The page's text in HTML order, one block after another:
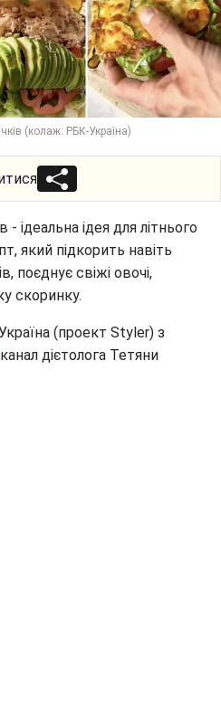
(колаж: РБК-Україна)
- ідеальна ідея для літнього
який підкорить навіть
поєднує свіжі овочі,
скоринку.
(проект Styler) з
дієтолога Тетяни